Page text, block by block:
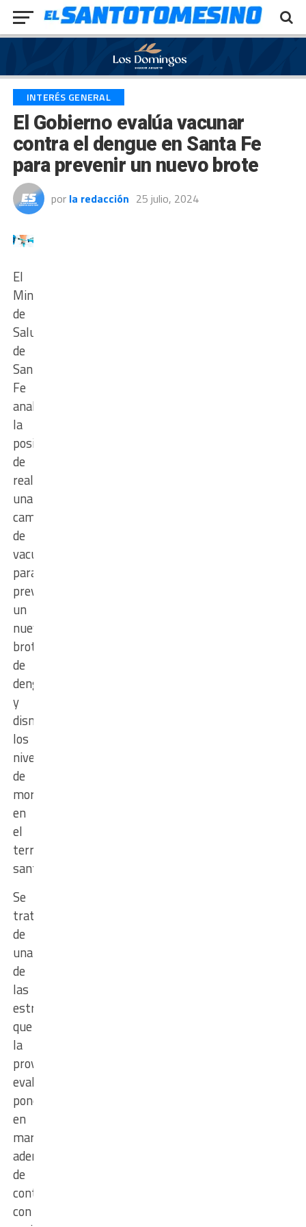
INTERÉS GENERAL
El Gobierno evalúa vacunar
contra el dengue en Santa Fe
para prevenir un nuevo brote
por la redacción 25 julio, 2024
El
Ministerio
de
Salud
de
Santa
Fe
analiza
la
posibilidad
de
realizar
una
campaña
de
vacunación
para
prevenir
un
nuevo
brote
de
dengue
y
disminuir
los
niveles
de
mortalidad
en
el
territorio
santafesino.
Se
trata
de
una
de
las
estrategias
que
la
provincia
evalúa
poner
en
marcha,
además
de
continuar
con
Exit mobile version